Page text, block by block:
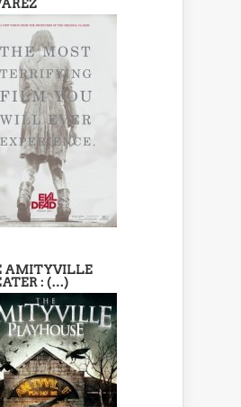
AMITYVILLE
: (…)